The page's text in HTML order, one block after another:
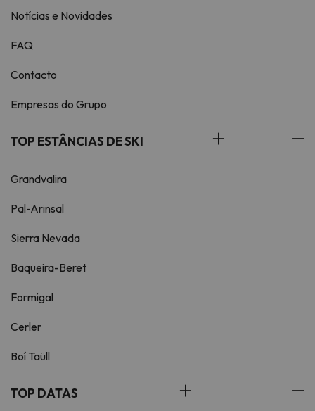
Notícias e Novidades
FAQ
Contacto
Empresas do Grupo
TOP ESTÂNCIAS DE SKI
Grandvalira
Pal-Arinsal
Sierra Nevada
Baqueira-Beret
Formigal
Cerler
Boí Taüll
TOP DATAS